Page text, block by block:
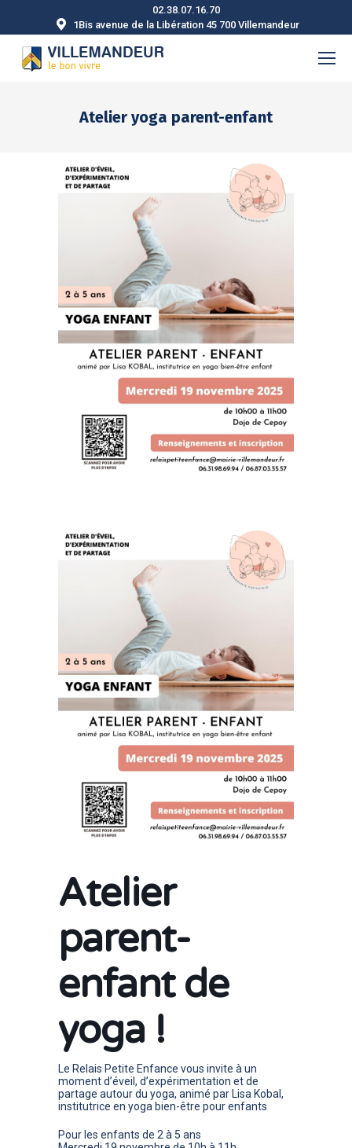
02.38.07.16.70
1Bis avenue de la Libération 45 700 Villemandeur
Atelier yoga parent-enfant
Atelier
parent-
enfant de
yoga !
Le Relais Petite Enfance vous invite à un
moment d’éveil, d’expérimentation et de
partage autour du yoga, animé par Lisa Kobal ,
institutrice en yoga bien-être pour enfants
Pour les enfants de 2 à 5 ans